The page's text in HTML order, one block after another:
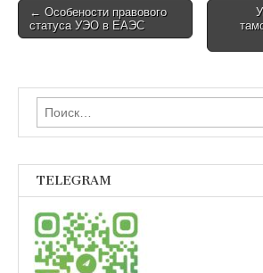
Post
navigation
← Особености правового
статуса УЭО в ЕАЭС
Найти:
TELEGRAM